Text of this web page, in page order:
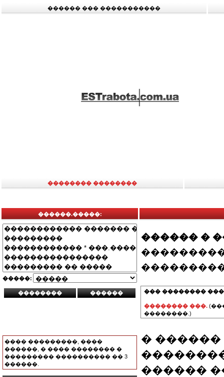
������ ��� �����������
�������� ��������
������.�����:
�����:
���� ���������, ����
������, � ���� �������� �
��������� ���������� �� 3
������.
������ �
��� ��������
�������� ���.
��������.)
�
������